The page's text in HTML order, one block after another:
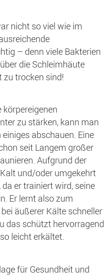
nicht so viel wie im
– denn viele Bakterien
die Schleimhäute
zu trocken sind!
körpereigenen
zu stärken, kann man
abschauen. Eine
seit Langem großer
Aufgrund der
und/oder umgekehrt
er trainiert wird, seine
Er lernt also zum
äußerer Kälte schneller
das schützt hervorragend
leicht erkältet.
für Gesundheit und